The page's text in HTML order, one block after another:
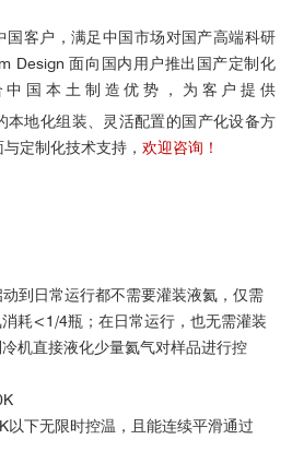
国客户，满足中国市场对国产高端科研
Design 面向国内用户推出国产定制化
中国本土制造优势，为客户提供
本地化组装、灵活配置的国产化设备方
定制化技术支持， 欢迎咨询！
到日常运行都不需要灌装液氦，仅需
耗<1/4瓶；在日常运行，也无需灌装
机直接液化少量氦气对样品进行控
下无限时控温，且能连续平滑通过